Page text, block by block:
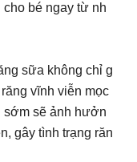
bé ngay từ nh
sữa không chỉ g
vĩnh viễn mọc
sớm sẽ ảnh hưởn
gây tình trạng răn